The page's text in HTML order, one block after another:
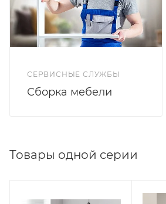
СЕРВИСНЫЕ СЛУЖБЫ
Сборка мебели
Товары одной серии